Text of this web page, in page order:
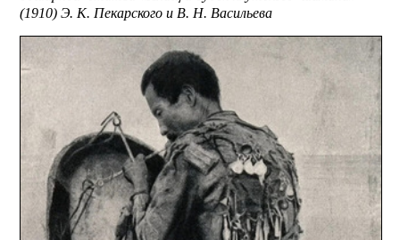
(1910) Э. К. Пекарского и В. Н. Васильева